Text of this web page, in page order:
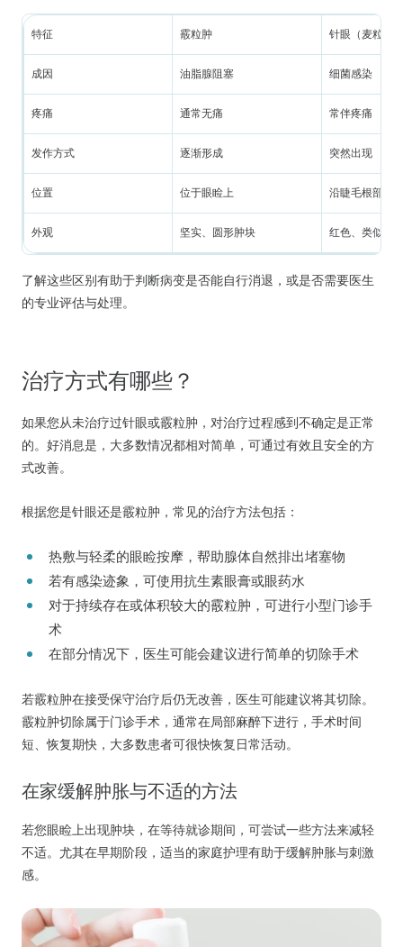
特征 霰粒肿 针眼（麦粒肿
成因 油脂腺阻塞 细菌感染
疼痛 通常无痛 常伴疼痛
发作方式 逐渐形成 突然出现
位置 位于眼睑上 沿睫毛根部
外观 坚实、圆形肿块 红色、类似粉
了解这些区别有助于判断病变是否能自行消退，或是否需要医生
的专业评估与处理。
治疗方式有哪些？
如果您从未治疗过针眼或霰粒肿，对治疗过程感到不确定是正常
的。好消息是，大多数情况都相对简单，可通过有效且安全的方
式改善。
根据您是针眼还是霰粒肿，常见的治疗方法包括：
热敷与轻柔的眼睑按摩，帮助腺体自然排出堵塞物
若有感染迹象，可使用抗生素眼膏或眼药水
对于持续存在或体积较大的霰粒肿，可进行小型门诊手
术
在部分情况下，医生可能会建议进行简单的切除手术
若霰粒肿在接受保守治疗后仍无改善，医生可能建议将其切除。
霰粒肿切除属于门诊手术，通常在局部麻醉下进行，手术时间
短、恢复期快，大多数患者可很快恢复日常活动。
在家缓解肿胀与不适的方法
若您眼睑上出现肿块，在等待就诊期间，可尝试一些方法来减轻
不适。尤其在早期阶段，适当的家庭护理有助于缓解肿胀与刺激
感。